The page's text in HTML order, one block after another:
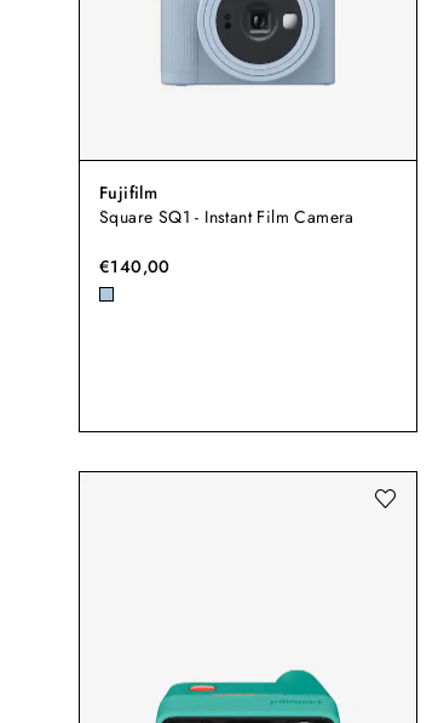
Fujifilm
Square SQ1 - Instant Film Camera
€140,00